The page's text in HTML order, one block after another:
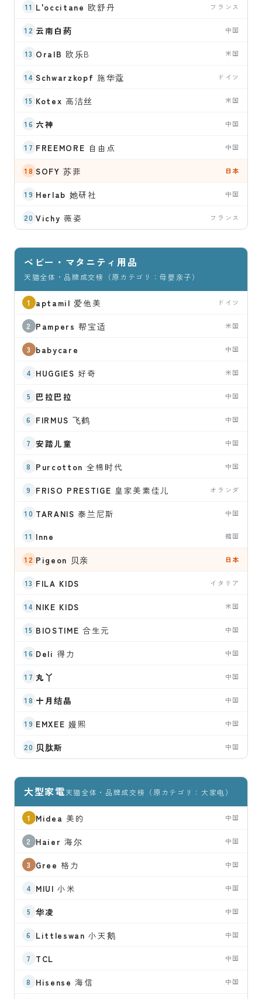
L'occitane 欧舒丹 フランス
云南白药 中国
OralB 欧乐B 米国
Schwarzkopf 施华蔻 ドイツ
Kotex 高洁丝 米国
六神 中国
FREEMORE 自由点 中国
SOFY 苏菲 日本
Herlab 她研社 中国
Vichy 薇姿 フランス
ベビー・マタニティ用品
天猫全体・品牌成交榜（原カテゴリ：母婴亲子）
aptamil 爱他美 ドイツ
Pampers 帮宝适 米国
babycare 中国
HUGGIES 好奇 米国
巴拉巴拉 中国
FIRMUS 飞鹤 中国
安踏儿童 中国
Purcotton 全棉时代 中国
FRISO PRESTIGE 皇家美素佳儿 オランダ
TARANIS 泰兰尼斯 中国
Inne 韓国
Pigeon 贝亲 日本
FILA KIDS イタリア
NIKE KIDS 米国
BIOSTIME 合生元 中国
Deli 得力 中国
丸丫 中国
十月结晶 中国
EMXEE 嫚熙 中国
贝肽斯 中国
大型家電天猫全体・品牌成交榜（原カテゴリ：大家电）
Midea 美的 中国
Haier 海尔 中国
Gree 格力 中国
MIUI 小米 中国
华凌 中国
Littleswan 小天鹅 中国
TCL 中国
Hisense 海信 中国